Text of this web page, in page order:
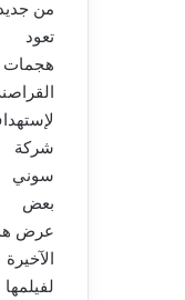
من
تعود
هجمات
شركة
سوني
بعض
عرض
الآخيرة
لفيلمها